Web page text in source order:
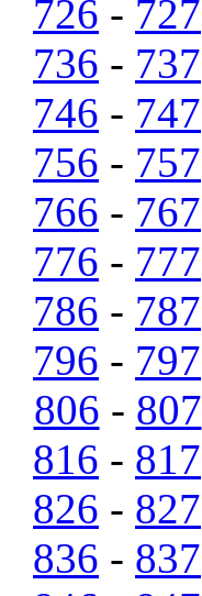
726 - 727
736 - 737
746 - 747
756 - 757
766 - 767
776 - 777
786 - 787
796 - 797
806 - 807
816 - 817
826 - 827
836 - 837